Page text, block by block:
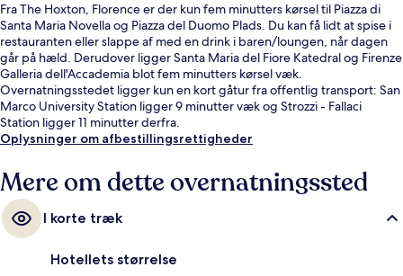
Fra The Hoxton, Florence er der kun fem minutters kørsel til Piazza di
Santa Maria Novella og Piazza del Duomo Plads. Du kan få lidt at spise i
restauranten eller slappe af med en drink i baren/loungen, når dagen
går på hæld. Derudover ligger Santa Maria del Fiore Katedral og Firenze
Galleria dell'Accademia blot fem minutters kørsel væk.
Overnatningsstedet ligger kun en kort gåtur fra offentlig transport: San
Marco University Station ligger 9 minutter væk og Strozzi - Fallaci
Station ligger 11 minutter derfra.
Oplysninger om afbestillingsrettigheder
Mere om dette overnatningssted
I korte træk
Hotellets størrelse